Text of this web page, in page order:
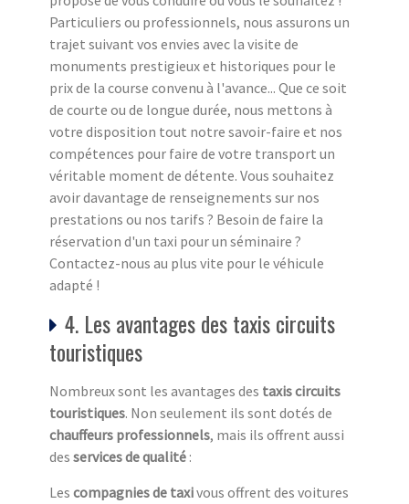
Particuliers ou professionnels, nous assurons un
trajet suivant vos envies avec la visite de
monuments prestigieux et historiques pour le
prix de la course convenu à l'avance... Que ce soit
de courte ou de longue durée, nous mettons à
votre disposition tout notre savoir-faire et nos
compétences pour faire de votre transport un
véritable moment de détente. Vous souhaitez
avoir davantage de renseignements sur nos
prestations ou nos tarifs ? Besoin de faire la
réservation d'un taxi pour un séminaire ?
Contactez-nous au plus vite pour le véhicule
adapté !
4. Les avantages des taxis circuits
touristiques
Nombreux sont les avantages des taxis circuits
touristiques. Non seulement ils sont dotés de
chauffeurs professionnels, mais ils offrent aussi
des services de qualité :
Les compagnies de taxivous offrent des voitures